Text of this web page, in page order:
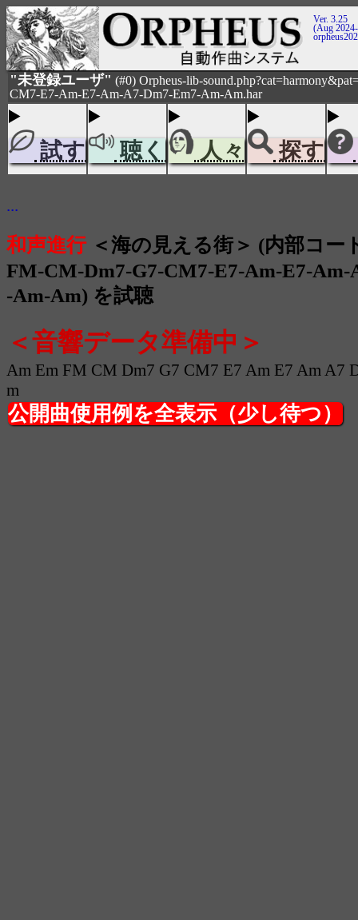
Ver. 3.25
(Aug
"未登録ユーザ" (#0) Orpheus-lib-
CM7-E7-Am-E7-Am-A7-Dm7-Em7-Am-Am.har
試す 聴く 人々 探す
...
和声進行＜海の見える街＞ (内部コー
FM-CM-Dm7-G7-CM7-E7-Am-E7-Am-
-Am-Am) を試聴
＜音響データ準備中＞
Am Em FM CM Dm7 G7 CM7 E7 Am E7 Am A7
m
公開曲使用例を全表示（少し待つ）